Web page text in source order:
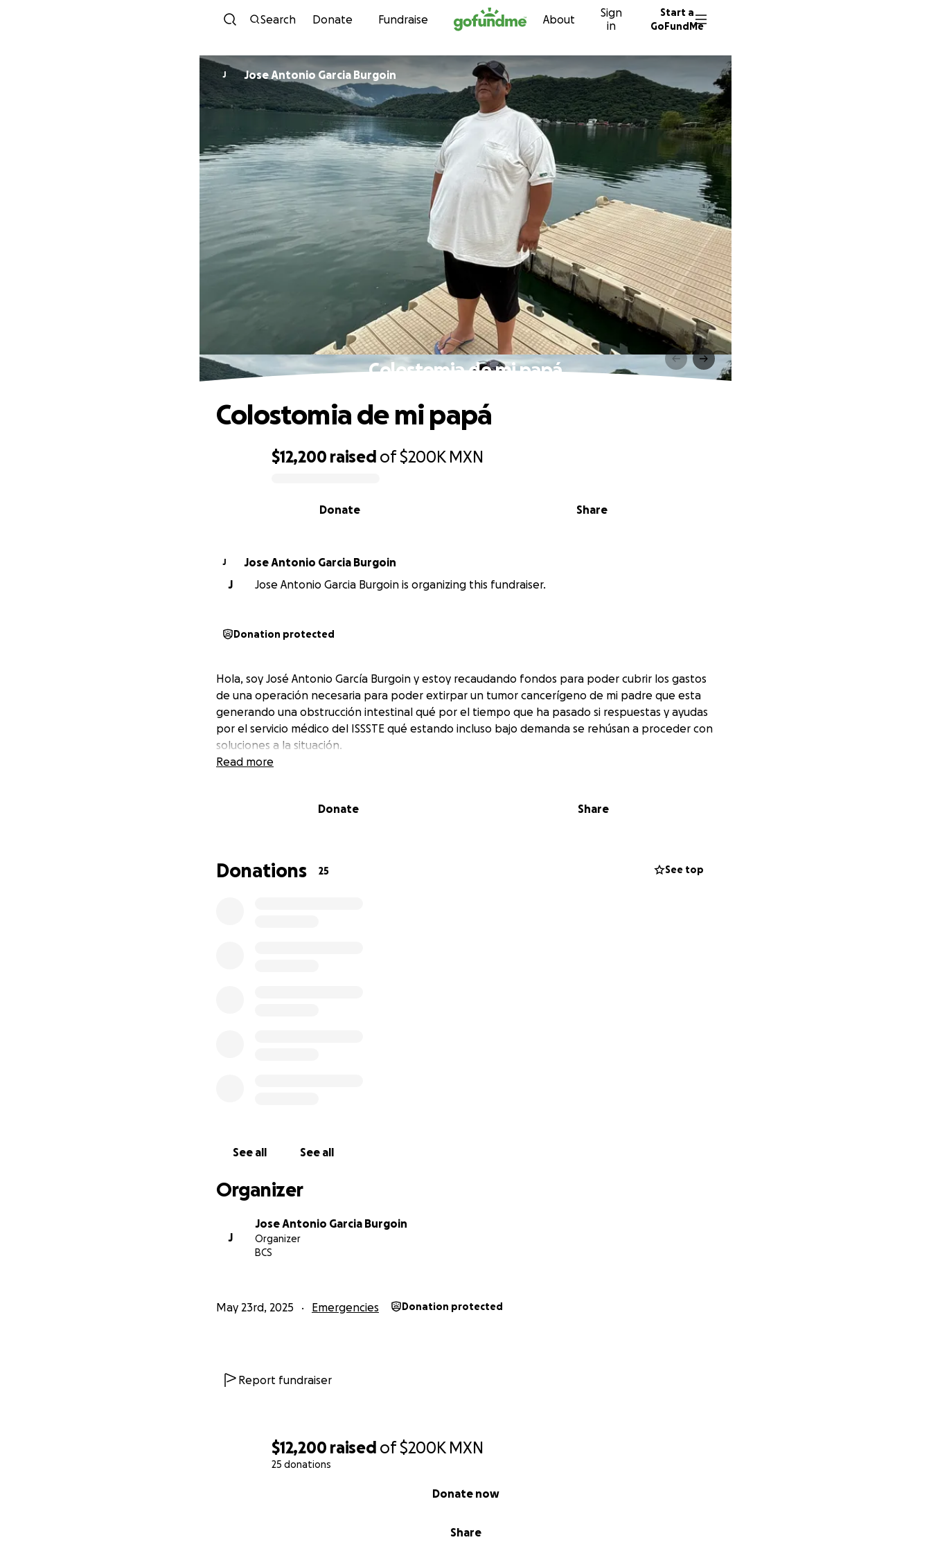
Skip to content
Search Donate Fundraise About
Sign
in
Start a
GoFundMe
$12,200 raised of$200K MXN
25 donations
Share
Donate now
J Jose Antonio Garcia Burgoin
Colostomia de mi papá
$12,200 raised of$200K MXN
Share
Donate
Colostomia de mi papá
J
Jose Antonio Garcia Burgoin
J
Jose Antonio Garcia Burgoin is organizing this fundraiser.
Donation protected
Hola, soy José Antonio García Burgoin y estoy recaudando fondos para poder cubrir los gastos
de una operación necesaria para poder extirpar un tumor cancerígeno de mi padre que esta
generando una obstrucción intestinal qué por el tiempo que ha pasado si respuestas y ayudas
por el servicio médico del ISSSTE qué estando incluso bajo demanda se rehúsan a proceder con
soluciones a la situación.
Read more
Donate Share
Donations 25 See top
See all See all
Organizer
J
Jose Antonio Garcia Burgoin
Organizer
BCS
May 23rd, 2025 Emergencies Donation protected
Report fundraiser